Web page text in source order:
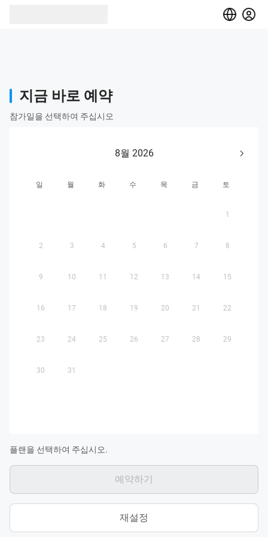
지금 바로 예약
참가일을 선택하여 주십시오
8월 2026
일 월 화 수 목 금 토
1
2 3 4 5 6 7 8
9 10 11 12 13 14 15
16 17 18 19 20 21 22
23 24 25 26 27 28 29
30 31
플랜을 선택하여 주십시오.
재설정
예약하기